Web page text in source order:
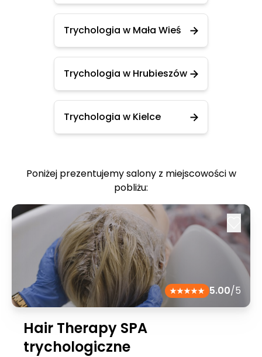
Trychologia w Mała Wieś
Trychologia w Hrubieszów
Trychologia w Kielce
Poniżej prezentujemy salony z miejscowości w
pobliżu:
5.00/5
Hair Therapy SPA
trychologiczne